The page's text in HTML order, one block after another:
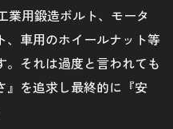
業用鍛造ボルト、モータ
、車用のホイールナット等
それは過度と言われても
』を追求し最終的に『安